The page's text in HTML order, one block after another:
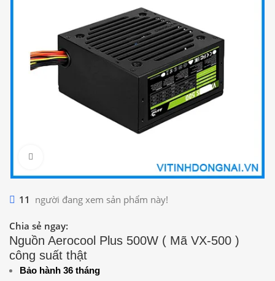
11 người đang xem sản phẩm này!
Chia sẻ ngay:
Nguồn Aerocool Plus 500W ( Mã VX-500 )
công suất thật
Bảo hành 36 tháng